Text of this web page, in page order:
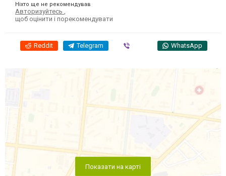
Ніхто ще не рекомендував
Авторизуйтесь
щоб оцінити і порекомендувати
Reddit Telegram WhatsApp
Показати на карті